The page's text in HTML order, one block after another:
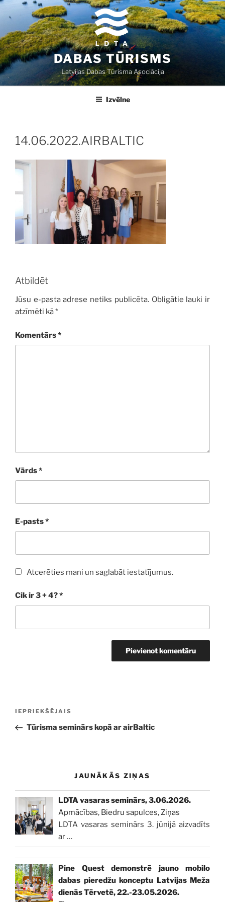
Doties
saturu
DABAS TŪRISMS
Latvijas Dabas Tūrisma Asociācija
Izvēlne
14.06.2022.AIRBALTIC
Atbildēt
Jūsu e-pasta adrese netiks publicēta. Obligātie lauki ir
atzīmēti kā*
Komentārs*
Vārds*
E-pasts*
Atcerēties mani un saglabāt iestatījumus.
Cik ir 3 + 4?*
Iepriekšējā
ziņa:
IEPRIEKŠĒJAIS
Tūrisma seminārs kopā ar airBaltic
JAUNĀKĀS ZIŅAS
LDTA vasaras seminārs, 3.06.2026.
Apmācības, Biedru sapulces,Ziņas
LDTA vasaras seminārs 3. jūnijā aizvadīts
ar…
Pine Quest demonstrē jauno mobilo
dabas pieredžu konceptu Latvijas Meža
dienās Tērvetē, 22.-23.05.2026.